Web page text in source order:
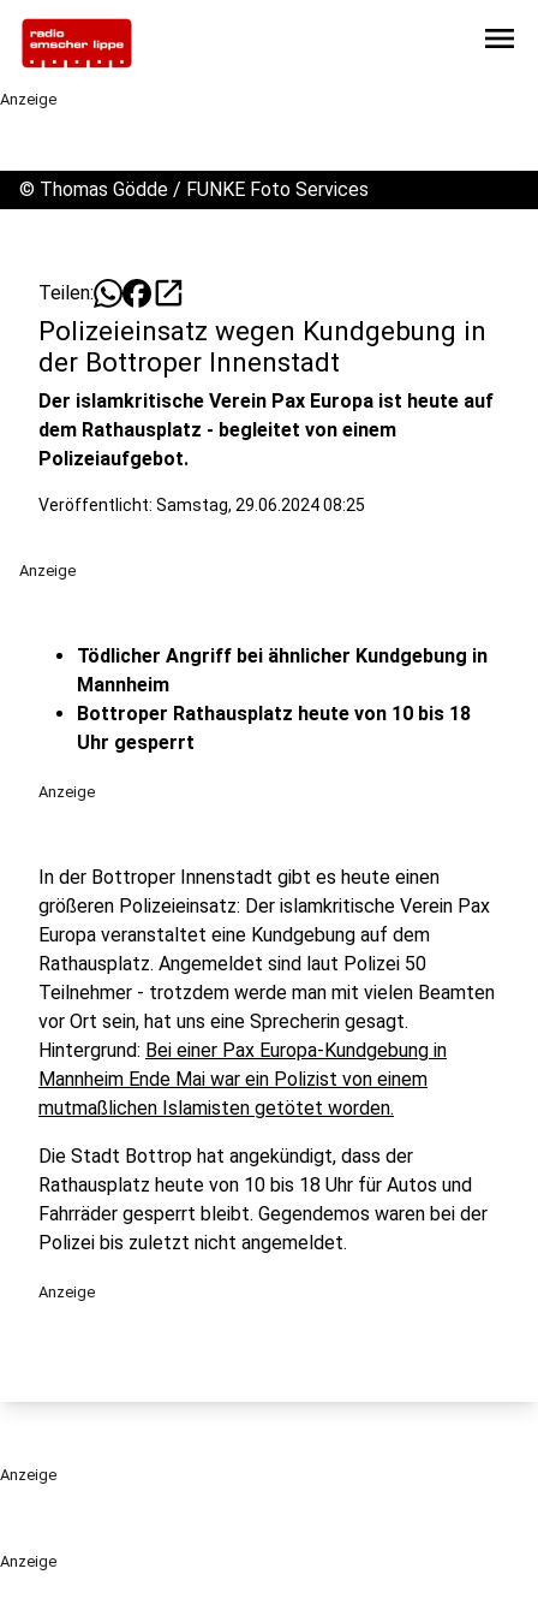
menu
Anzeige
Anzeige
© Thomas Gödde / FUNKE Foto Services
Teilen: open_in_new
Polizeieinsatz wegen Kundgebung in
der Bottroper Innenstadt
Der islamkritische Verein Pax Europa ist heute auf
dem Rathausplatz - begleitet von einem
Polizeiaufgebot.
Veröffentlicht: Samstag, 29.06.2024 08:25
Anzeige
Tödlicher Angriff bei ähnlicher Kundgebung in
Mannheim
Bottroper Rathausplatz heute von 10 bis 18
Uhr gesperrt
Anzeige
In der Bottroper Innenstadt gibt es heute einen
größeren Polizeieinsatz: Der islamkritische Verein Pax
Europa veranstaltet eine Kundgebung auf dem
Rathausplatz. Angemeldet sind laut Polizei 50
Teilnehmer - trotzdem werde man mit vielen Beamten
vor Ort sein, hat uns eine Sprecherin gesagt.
Hintergrund: Bei einer Pax Europa-Kundgebung in
Mannheim Ende Mai war ein Polizist von einem
mutmaßlichen Islamisten getötet worden.
Die Stadt Bottrop hat angekündigt, dass der
Rathausplatz heute von 10 bis 18 Uhr für Autos und
Fahrräder gesperrt bleibt. Gegendemos waren bei der
Polizei bis zuletzt nicht angemeldet.
Anzeige
Anzeige